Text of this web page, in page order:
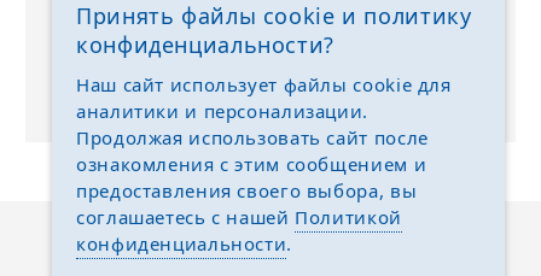
Выкуп без размерных рядов
ваш выбор
Описание Отзывы
Принять файлы cookie и политику
конфиденциальности?
Наш сайт использует файлы cookie для
аналитики и персонализации.
Продолжая использовать сайт после
ознакомления с этим сообщением и
предоставления своего выбора, вы
соглашаетесь с нашей Политикой
конфиденциальности.